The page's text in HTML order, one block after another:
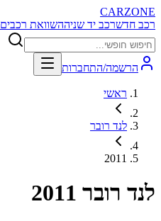
CARZONE
רכב חדשרכב יד שניההשוואת רכבים
הרשמה/התחברות
ראשי
לנד רובר
2011
לנד רובר 2011